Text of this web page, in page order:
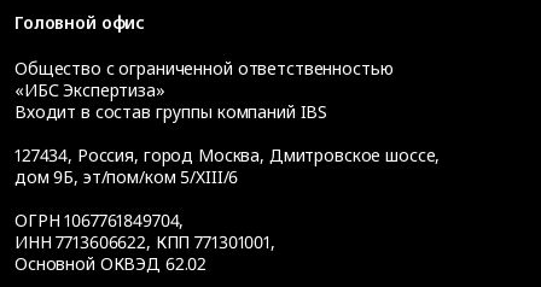
Головной офис
Общество с ограниченной ответственностью
«ИБС Экспертиза»
Входит в состав группы компаний IBS
127434, Россия, город Москва, Дмитровское шоссе,
дом 9Б, эт/пом/ком 5/XIII/6
ОГРН 1067761849704,
ИНН 7713606622, КПП 771301001,
Основной ОКВЭД 62.02